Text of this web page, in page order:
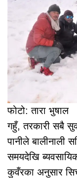
फोटो: तारा भुषाल
गहुँ, तरकारी सबै
पानीले बालीनाली
समयदेखि
कुवँरका अनुसार